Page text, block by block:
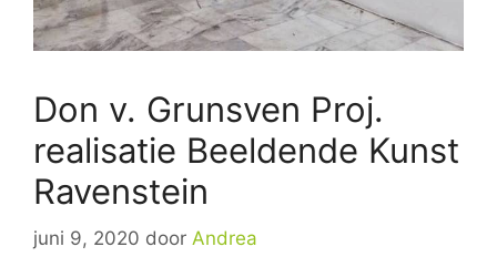
Don v. Grunsven Proj.
realisatie Beeldende Kunst
Ravenstein
juni 9, 2020 door Andrea